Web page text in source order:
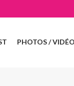
PHOTOS /